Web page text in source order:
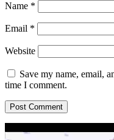
Name *
Email *
Website
Save my name, email,
time I comment.